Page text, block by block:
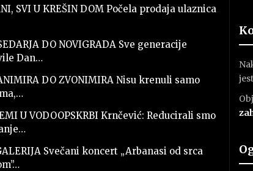
SVI U KREŠIN DOM Počela prodaja ulaznica
DO NOVIGRADA Sve generacije
Dan…
DO ZVONIMIRA Nisu krenuli samo
U VODOOPSKRBI Krnčević: Reducirali smo
Svečani koncert „Arbanasi od srca